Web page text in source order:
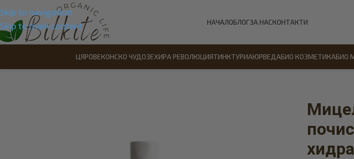
Skip to navigation
Skip to main content
НАЧАЛОБЛОГЗА НАСКОНТАКТИ
ЦЯРОВЕКОНСКО ЧУДОЗЕХИРА РЕВОЛЮЦИЯТИНКТУРИАЮРВЕДАБИО КОЗМЕТИКАБИО